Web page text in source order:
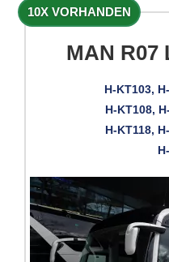
10X VORHANDEN
MAN R07
H-KT103,
H-KT108,
H-KT118,